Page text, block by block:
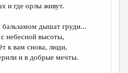
и где орлы живут.
дышат груди...
небесной высоты,
к вам снова, люди,
и в добрые мечты.